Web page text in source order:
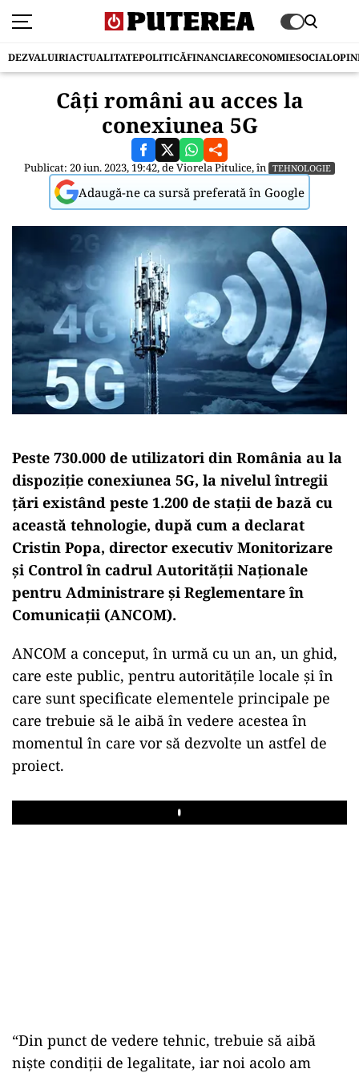
DEZVALUIRIACTUALITATEPOLITICĂFINANCIARECONOMIESOCIAL
Câți români au acces la
conexiunea 5G
Publicat: 20 iun. 2023, 19:42, deViorela Pitulice, în TEHNOLOGIE
Adaugă-ne ca sursă preferată în Google
Peste 730.000 de utilizatori din România au la
dispoziție conexiunea 5G, la nivelul întregii
țări existând peste 1.200 de staţii de bază cu
această tehnologie, după cum a declarat
Cristin Popa, director executiv Monitorizare
şi Control în cadrul Autorităţii Naţionale
pentru Administrare şi Reglementare în
Comunicaţii (ANCOM).
ANCOM a conceput, în urmă cu un an, un ghid,
care este public, pentru autorităţile locale și în
care sunt specificate elementele principale pe
care trebuie să le aibă în vedere acestea în
momentul în care vor să dezvolte un astfel de
proiect.
Play
“Din punct de vedere tehnic, trebuie să aibă
nişte condiţii de legalitate, iar noi acolo am